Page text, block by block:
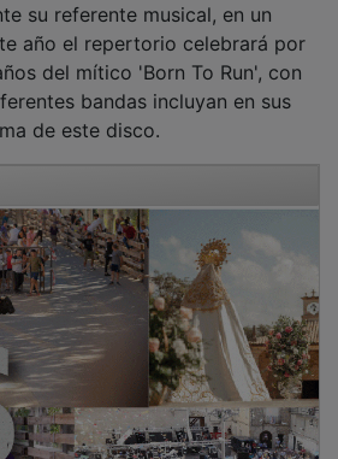
su referente musical, en un
año el repertorio celebrará por
del mítico 'Born To Run', con
bandas incluyan en sus
de este disco.